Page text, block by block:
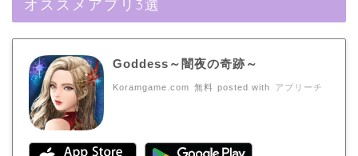
オススメアプリ3選
Goddess～闇夜の奇跡～
Koramgame.com 無料 posted with アプリーチ